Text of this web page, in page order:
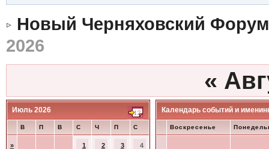
Новый Черняховский Форум
2026
«
Июль 2026
В П В С Ч П С
» 1 2 3 4
Календарь событий и
Воскресенье